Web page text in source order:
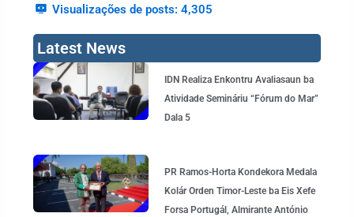
Visualizações de posts: 4,305
Latest News
IDN Realiza Enkontru Avaliasaun ba
Atividade Semináriu “Fórum do Mar”
Dala 5
PR Ramos-Horta Kondekora Medala
Kolár Orden Timor-Leste ba Eis Xefe
Forsa Portugál, Almirante António
Page